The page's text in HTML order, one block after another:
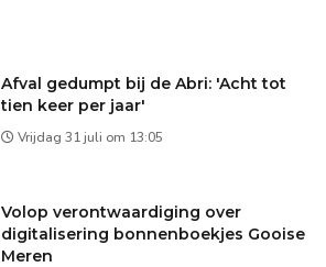
Afval gedumpt bij de Abri: 'Acht tot
tien keer per jaar'
Vrijdag 31 juli om 13:05
Volop verontwaardiging over
digitalisering bonnenboekjes Gooise
Meren